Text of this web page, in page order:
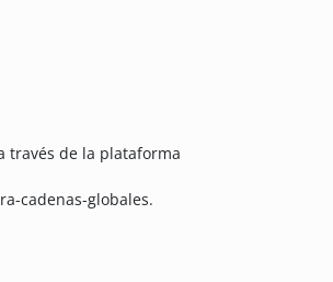
través de la plataforma
cadenas-globales.